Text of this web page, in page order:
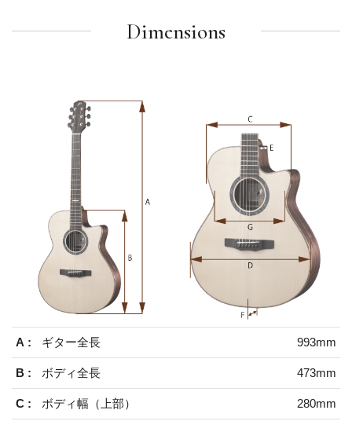
Dimensions
A : ギター全長 993mm
B : ボディ全長 473mm
C : ボディ幅（上部） 280mm